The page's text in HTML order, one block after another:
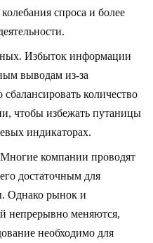
спроса и более
Избыток информации
выводам из-за
количество
чтобы избежать путаницы
индикаторах.
компании проводят
достаточным для
Однако рынок и
непрерывно меняются,
необходимо для